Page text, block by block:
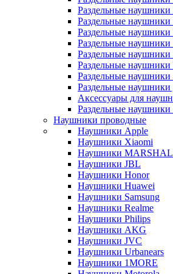
Раздельные наушники
Раздельные
Раздельные
Раздельные наушники
Раздельные наушники
Раздельные
Раздельные наушники
Раздельные наушники
Аксессуары для
Раздельные наушники
Наушники проводные
Наушники Apple
Наушники Xiaomi
Наушники
Наушники JBL
Наушники Honor
Наушники Huawei
Наушники Samsung
Наушники Realme
Наушники Philips
Наушники AKG
Наушники JVC
Наушники Urbanears
Наушники 1MORE